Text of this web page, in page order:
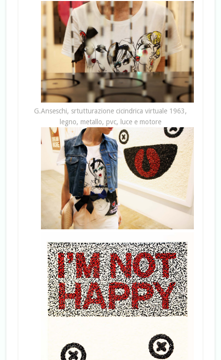
G.Anseschi, srtutturazione cicindrica virtuale 1963,
legno, metallo, pvc, luce e motore